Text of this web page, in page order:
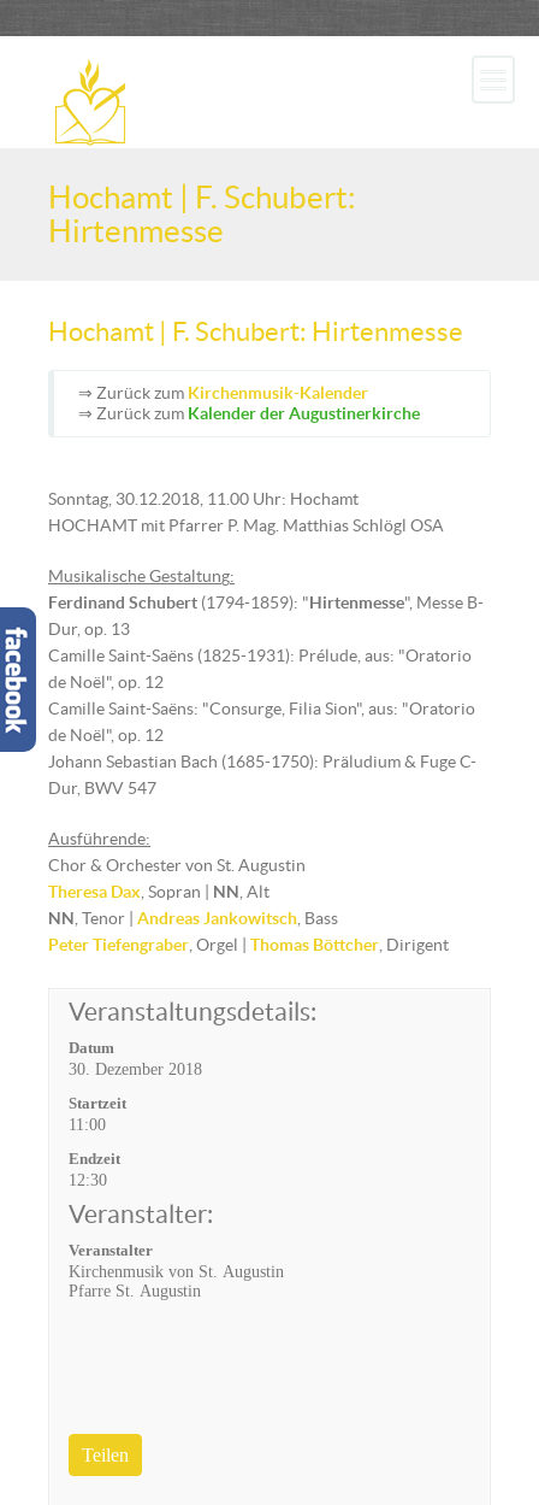
Hochamt | F. Schubert:
Hirtenmesse
Hochamt | F. Schubert: Hirtenmesse
⇒ Zurück zum Kirchenmusik-Kalender
⇒ Zurück zum Kalender der Augustinerkirche
Sonntag, 30.12.2018, 11.00 Uhr: Hochamt
HOCHAMT mit Pfarrer P. Mag. Matthias Schlögl OSA
Musikalische Gestaltung:
Ferdinand Schubert (1794-1859): "Hirtenmesse", Messe B-
Dur, op. 13
Camille Saint-Saëns (1825-1931): Prélude, aus: "Oratorio
de Noël", op. 12
Camille Saint-Saëns: "Consurge, Filia Sion", aus: "Oratorio
de Noël", op. 12
Johann Sebastian Bach (1685-1750): Präludium & Fuge C-
Dur, BWV 547
Ausführende:
Chor & Orchester von St. Augustin
Theresa Dax , Sopran | NN , Alt
NN , Tenor | Andreas Jankowitsch , Bass
Peter Tiefengraber , Orgel | Thomas Böttcher , Dirigent
Veranstaltungsdetails:
Datum
30. Dezember 2018
Startzeit
11:00
Endzeit
12:30
Veranstalter:
Veranstalter
Kirchenmusik von St. Augustin
Pfarre St. Augustin
Teilen